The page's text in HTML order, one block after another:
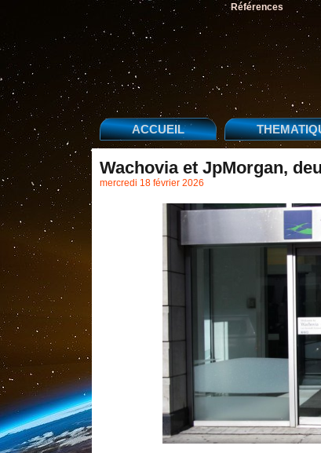
Références
ACCUEIL
Wachovia et JpMorgan,
mercredi 18 février 2026